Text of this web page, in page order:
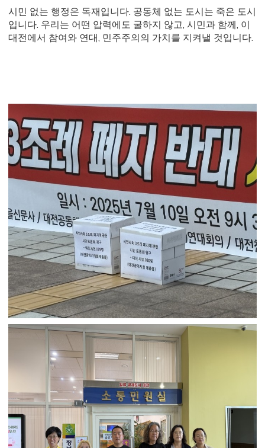
시민 없는 행정은 독재입니다. 공동체 없는 도시는 죽은 도시
입니다. 우리는 어떤 압력에도 굴하지 않고, 시민과 함께, 이
대전에서 참여와 연대, 민주주의의 가치를 지켜낼 것입니다.